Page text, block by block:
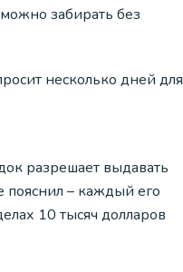
забирать без
несколько дней для
разрешает выдавать
пояснил – каждый его
10 тысяч долларов